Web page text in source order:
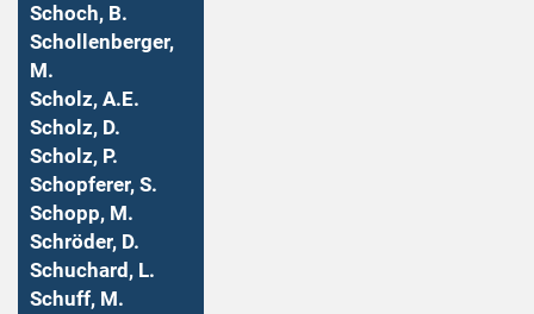
Schoch, B.
Schollenberger,
M.
Scholz, A.E.
Scholz, D.
Scholz, P.
Schopferer, S.
Schopp, M.
Schröder, D.
Schuchard, L.
Schuff, M.